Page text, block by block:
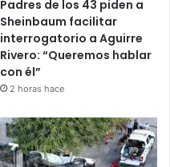
Padres de los 43 piden a
Sheinbaum facilitar
interrogatorio a Aguirre
Rivero: “Queremos hablar
con él”
2 horas hace